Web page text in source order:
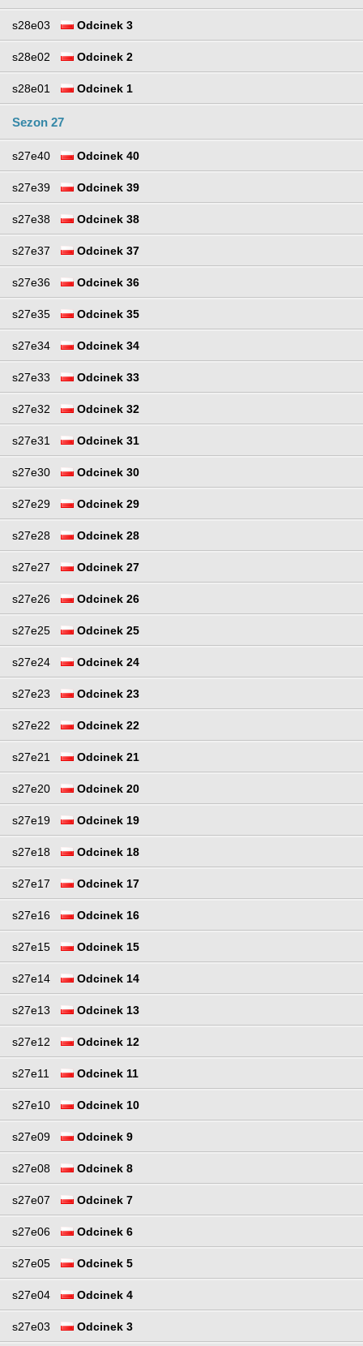
s28e03 Odcinek 3
s28e02 Odcinek 2
s28e01 Odcinek 1
Sezon 27
s27e40 Odcinek 40
s27e39 Odcinek 39
s27e38 Odcinek 38
s27e37 Odcinek 37
s27e36 Odcinek 36
s27e35 Odcinek 35
s27e34 Odcinek 34
s27e33 Odcinek 33
s27e32 Odcinek 32
s27e31 Odcinek 31
s27e30 Odcinek 30
s27e29 Odcinek 29
s27e28 Odcinek 28
s27e27 Odcinek 27
s27e26 Odcinek 26
s27e25 Odcinek 25
s27e24 Odcinek 24
s27e23 Odcinek 23
s27e22 Odcinek 22
s27e21 Odcinek 21
s27e20 Odcinek 20
s27e19 Odcinek 19
s27e18 Odcinek 18
s27e17 Odcinek 17
s27e16 Odcinek 16
s27e15 Odcinek 15
s27e14 Odcinek 14
s27e13 Odcinek 13
s27e12 Odcinek 12
s27e11 Odcinek 11
s27e10 Odcinek 10
s27e09 Odcinek 9
s27e08 Odcinek 8
s27e07 Odcinek 7
s27e06 Odcinek 6
s27e05 Odcinek 5
s27e04 Odcinek 4
s27e03 Odcinek 3